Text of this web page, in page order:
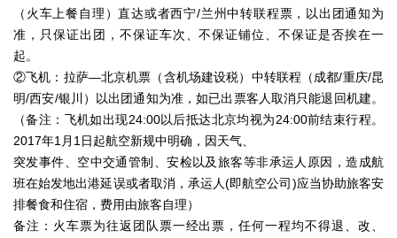
（火车上餐自理）直达或者西宁/兰州中转联程票，以出团通知为
准，只保证出团，不保证车次、不保证铺位、不保证是否挨在一
起。
②飞机：拉萨—北京机票（含机场建设税）中转联程（成都/重庆/昆
明/西安/银川）以出团通知为准，如已出票客人取消只能退回机建。
（备注：飞机如出现24:00以后抵达北京均视为24:00前结束行程。
2017年1月1日起航空新规中明确，因天气、
突发事件、空中交通管制、安检以及旅客等非承运人原因，造成航
班在始发地出港延误或者取消，承运人(即航空公司)应当协助旅客安
排餐食和住宿，费用由旅客自理）
备注：火车票为往返团队票一经出票，任何一程均不得退、改、